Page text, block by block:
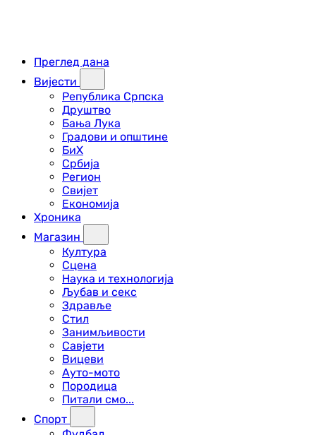
Преглед дана
Вијести
Република Српска
Друштво
Бања Лука
Градови и општине
БиХ
Србија
Регион
Свијет
Економија
Хроника
Магазин
Култура
Сцена
Наука и технологија
Љубав и секс
Здравље
Стил
Занимљивости
Савјети
Вицеви
Ауто-мото
Породица
Питали смо...
Спорт